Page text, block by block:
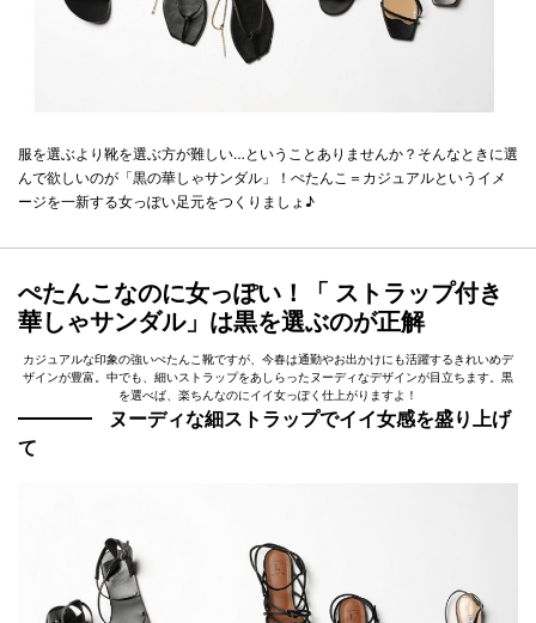
服を選ぶより靴を選ぶ方が難しい…ということありませんか？そんなときに選
んで欲しいのが「黒の華しゃサンダル」！ぺたんこ＝カジュアルというイメ
ージを一新する女っぽい足元をつくりましょ♪
ぺたんこなのに女っぽい！「 ストラップ付き
華しゃサンダル」は黒を選ぶのが正解
カジュアルな印象の強いぺたんこ靴ですが、今春は通勤やお出かけにも活躍するきれいめデ
ザインが豊富。中でも、細いストラップをあしらったヌーディなデザインが目立ちます。黒
を選べば、楽ちんなのにイイ女っぽく仕上がりますよ！
ヌーディな細ストラップでイイ女感を盛り上げ
て